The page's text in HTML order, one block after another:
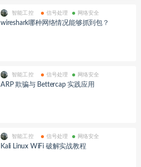
智能工控 信号处理 网络安全
wireshark哪种网络情况能够抓到包？
智能工控 信号处理 网络安全
ARP 欺骗与 Bettercap 实践应用
智能工控 信号处理 网络安全
Kali Linux WiFi 破解实战教程